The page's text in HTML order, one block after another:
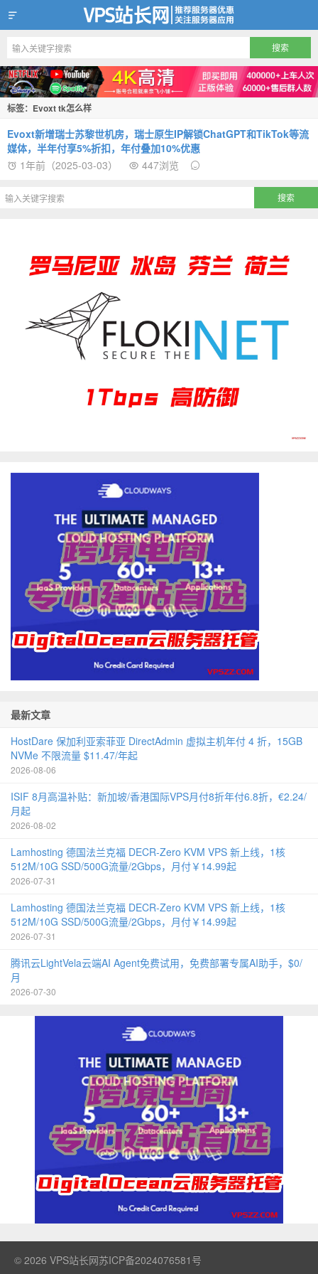
VPS站长网
标签：Evoxt tk怎么样
Evoxt新增瑞士苏黎世机房，瑞士原生IP解锁ChatGPT和TikTok等流
媒体，半年付享5%折扣，年付叠加10%优惠‌
1年前（2025-03-03）
447浏览
最新文章
HostDare 保加利亚索菲亚 DirectAdmin 虚拟主机年付 4 折，15GB
NVMe 不限流量 $11.47/年起
2026-08-06
ISIF 8月高温补贴：新加坡/香港国际VPS月付8折年付6.8折，€2.24/
月起
2026-08-02
Lamhosting 德国法兰克福 DECR-Zero KVM VPS 新上线，1核
512M/10G SSD/500G流量/2Gbps，月付￥14.99起
2026-07-31
Lamhosting 德国法兰克福 DECR-Zero KVM VPS 新上线，1核
512M/10G SSD/500G流量/2Gbps，月付￥14.99起
2026-07-31
腾讯云LightVela云端AI Agent免费试用，免费部署专属AI助手，$0/
月
2026-07-30
© 2026 VPS站长网苏ICP备2024076581号